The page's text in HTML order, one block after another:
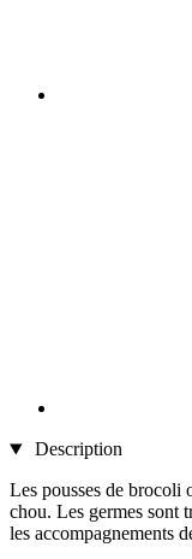
Description
Les pousses de brocoli
chou. Les germes sont
les accompagnements